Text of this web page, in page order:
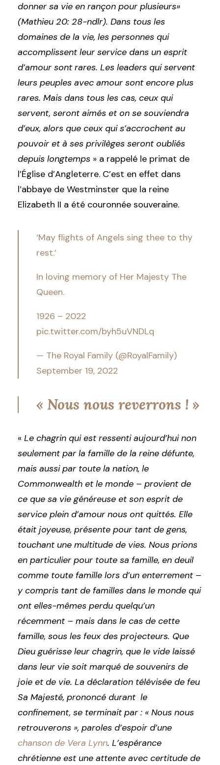
donner sa vie en rançon pour plusieurs»
(Mathieu 20: 28-ndlr). Dans tous les
domaines de la vie, les personnes qui
accomplissent leur service dans un esprit
d’amour sont rares. Les leaders qui servent
leurs peuples avec amour sont encore plus
rares. Mais dans tous les cas, ceux qui
servent, seront aimés et on se souviendra
d’eux, alors que ceux qui s’accrochent au
pouvoir et à ses privilèges seront oubliés
depuis longtemps » a rappelé le primat de
l’Église d’Angleterre. C’est en effet dans
l’abbaye de Westminster que la reine
Elizabeth II a été couronnée souveraine.
‘May flights of Angels sing thee to thy
rest.’
In loving memory of Her Majesty The
Queen.
1926 – 2022
pic.twitter.com/byh5uVNDLq
— The Royal Family (@RoyalFamily)
September 19, 2022
« Nous nous reverrons ! »
« Le chagrin qui est ressenti aujourd’hui non
seulement par la famille de la reine défunte,
mais aussi par toute la nation, le
Commonwealth et le monde – provient de
ce que sa vie généreuse et son esprit de
service plein d’amour nous ont quittés. Elle
était joyeuse, présente pour tant de gens,
touchant une multitude de vies. Nous prions
en particulier pour toute sa famille, en deuil
comme toute famille lors d’un enterrement –
y compris tant de familles dans le monde qui
ont elles-mêmes perdu quelqu’un
récemment – mais dans le cas de cette
famille, sous les feux des projecteurs. Que
Dieu guérisse leur chagrin, que le vide laissé
dans leur vie soit marqué de souvenirs de
joie et de vie. La déclaration télévisée de feu
Sa Majesté, prononcé durant le
confinement, se terminait par : « Nous nous
retrouverons », paroles d’espoir d’une
chanson de Vera Lynn. L’espérance
chrétienne est une attente avec certitude de